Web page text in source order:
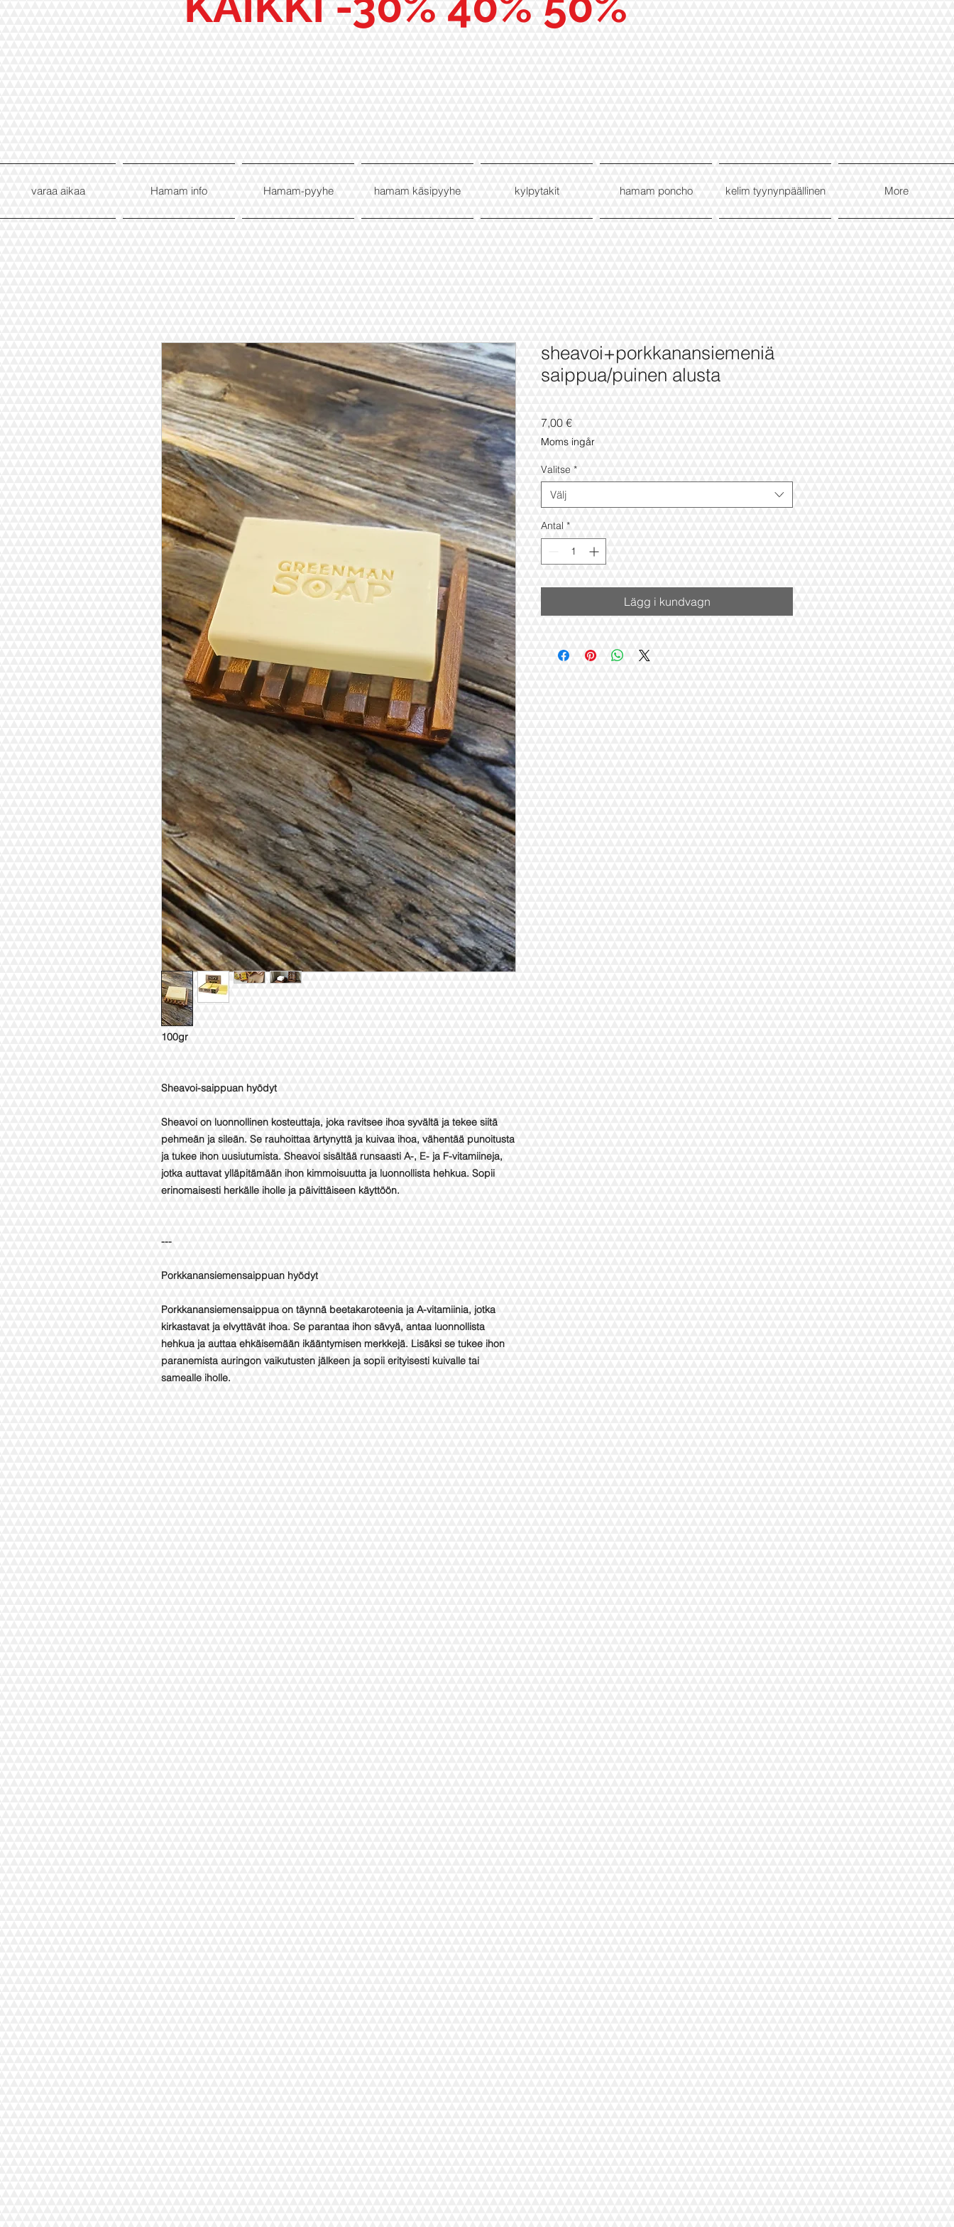
varaa aikaa Hamam info Hamam-pyyhe hamam käsipyyhe kylpytakit hamam poncho kelim tyynynpäällinen More
100gr
Sheavoi-saippuan hyödyt
Sheavoi on luonnollinen kosteuttaja, joka ravitsee ihoa syvältä ja tekee siitä
pehmeän ja sileän. Se rauhoittaa ärtynyttä ja kuivaa ihoa, vähentää punoitusta
ja tukee ihon uusiutumista. Sheavoi sisältää runsaasti A-, E- ja F-vitamiineja,
jotka auttavat ylläpitämään ihon kimmoisuutta ja luonnollista hehkua. Sopii
erinomaisesti herkälle iholle ja päivittäiseen käyttöön.
---
Porkkanansiemensaippuan hyödyt
Porkkanansiemensaippua on täynnä beetakaroteenia ja A-vitamiinia, jotka
kirkastavat ja elvyttävät ihoa. Se parantaa ihon sävyä, antaa luonnollista
hehkua ja auttaa ehkäisemään ikääntymisen merkkejä. Lisäksi se tukee ihon
paranemista auringon vaikutusten jälkeen ja sopii erityisesti kuivalle tai
samealle iholle.
sheavoi+porkkanansiemeniä
saippua/puinen alusta
7,00 €Pris
Moms ingår
Valitse *
Välj
Antal *
Lägg i kundvagn